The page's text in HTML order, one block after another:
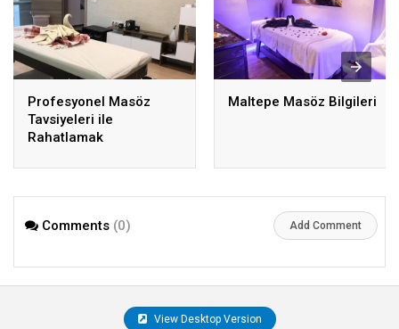
Profesyonel Masöz
Tavsiyeleri ile
Rahatlamak
Maltepe Masöz Bilgileri
Comments (0) Add Comment
View Desktop Version